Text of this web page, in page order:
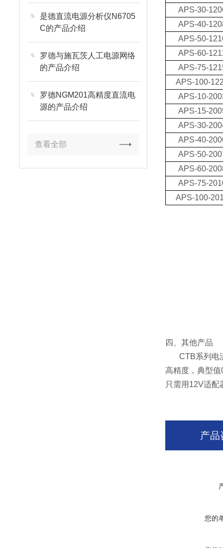
是德直流电源分析仪N6705
C的产品介绍
罗德与施瓦茨人工电源网络
的产品介绍
罗德NGM201高精度直流电
源的产品介绍
查看全部
APS-30-
APS-40-
APS-50-
APS-60-
APS-75-
APS-100-
APS-10-
APS-15-
APS-30-
APS-40-
APS-50-
APS-60-
APS-75-
APS-100-
四、其他产品
CTB系列电流
高精度，典型
只需用12V适
产品
您的